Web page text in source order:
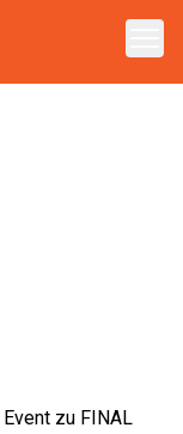
Event zu FINAL